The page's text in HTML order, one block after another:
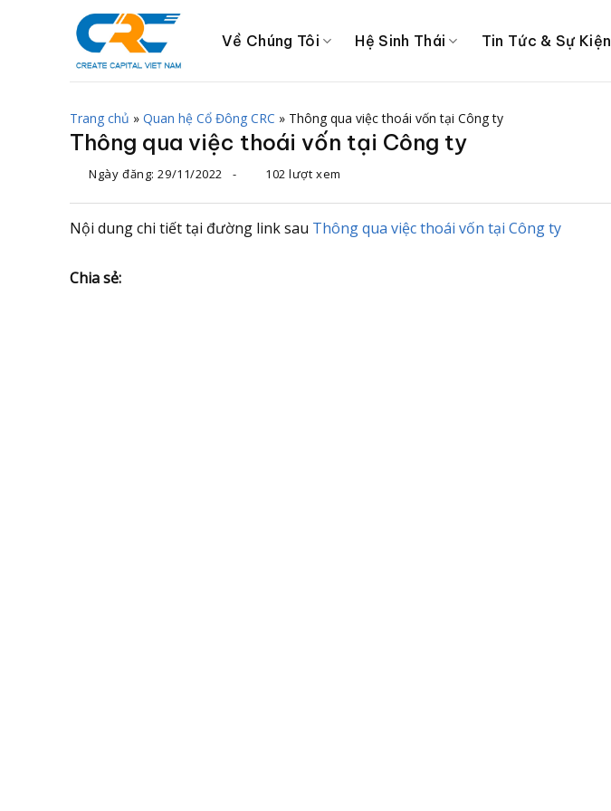
Về Chúng Tôi Hệ Sinh Thái Tin Tức & Sự Kiện
Trang chủ » Quan hệ Cổ Đông CRC » Thông qua việc thoái vốn tại Công ty
Thông qua việc thoái vốn tại Công ty
Ngày đăng:29/11/2022 - 102 lượt xem
Nội dung chi tiết tại đường link sau Thông qua việc thoái vốn tại Công ty
Chia sẻ: